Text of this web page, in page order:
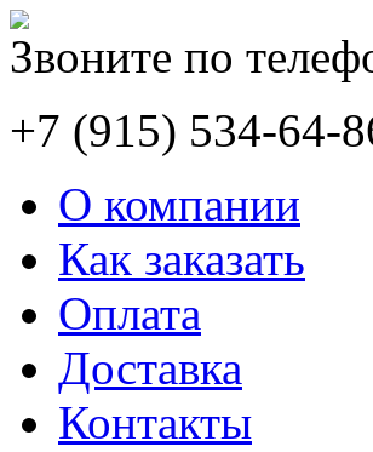
Звоните по
+7 (915) 534-64-
О компании
Как заказать
Оплата
Доставка
Контакты